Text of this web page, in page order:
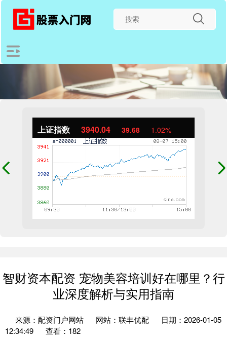
上证指数 3940.04 39.68 1.02%
智财资本配资 宠物美容培训好在哪里？行
业深度解析与实用指南
来源：配资门户网站 网站：联丰优配
日期：2026-01-05
12:34:49
查看：182